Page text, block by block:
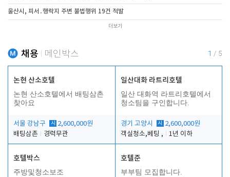
울산시, 피서․행락지 주변 불법행위 19건 적발
더보기
채용 메인박스 1 / 5
논현 산소호텔
논현 산소호텔에서 배팅삼촌
찾아요
서울 강남구 시
2,600,000원
배팅삼촌
경력무관
일산대화 라트리호텔
일산 대화역 라트리호텔에서
청소팀을 구인합니다.
경기 고양시 시
2,600,000원
객실청소,베팅 ,
1년 이하
호텔박스
주방및청소보조
호텔준
부부팀 모집합니다.